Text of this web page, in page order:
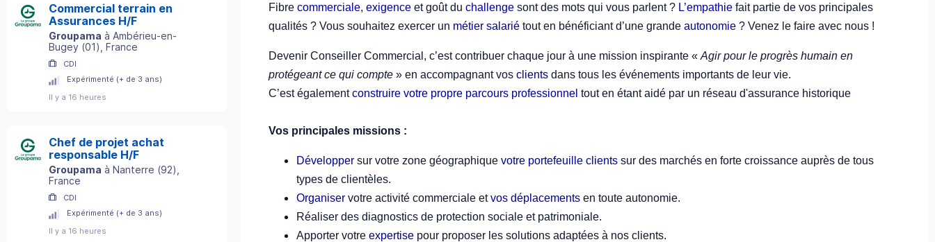
Commercial terrain en
Assurances H/F
Groupama à Ambérieu-en-
Bugey (01) , France
CDI
Expérimenté (+ de 3 ans)
Il y a 16 heures
Chef de projet achat
responsable H/F
Groupama à Nanterre (92)
France
CDI
Expérimenté (+ de 3 ans)
Il y a 16 heures
Fibre commerciale, exigence et goût du challenge sont des mots qui vous parlent ? L’empathie fait partie de vos principales
qualités ? Vous souhaitez exercer un métier salarié tout en bénéficiant d’une grande autonomie ? Venez le faire avec nous !
Devenir Conseiller Commercial, c’est contribuer chaque jour à une mission inspirante « Agir pour le progrès humain en
protégeant ce qui compte » en accompagnant vos clients dans tous les événements importants de leur vie.
C’est égalementconstruire votre propre parcours professionnel tout en étant aidé par un réseau d'assurance historique
Vos principales missions :
Développer sur votre zone géographique votre portefeuille clients sur des marchés en forte croissance auprès de tous
types de clientèles.
Organiser votre activité commerciale etvos déplacements en toute autonomie.
Réaliser des diagnostics de protection sociale et patrimoniale.
Apporter votre expertise pour proposer les solutions adaptées à nos clients.